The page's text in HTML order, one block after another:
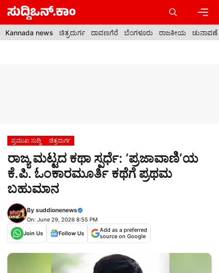
Skip
content
Kannada news ಚಿತ್ರದುರ್ಗ ದಾವಣಗೆರೆ ಬೆಂಗಳೂರು ರಾಜಕೀಯ ಚುನಾವಣೆ
ಪ್ರಮುಖ ಸುದ್ದಿ ಚಿತ್ರದುರ್ಗ
ರಾಜ್ಯ ಮಟ್ಟದ ಕಥಾ ಸ್ಪರ್ಧೆ: ‘ಪ್ರಜಾವಾಣಿ’ಯ
ಕೆ.ಪಿ. ಓಂಕಾರಮೂರ್ತಿ ಕಥೆಗೆ ಪ್ರಥಮ
ಬಹುಮಾನ
By suddionenews
On: June 29, 2026 8:55 PM
Join Us
Follow Us
Add as a preferred
source on Google